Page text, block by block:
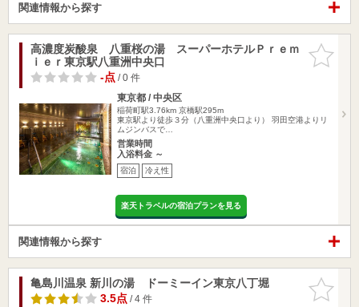
関連情報から探す
お気に入
りに追加
高濃度炭酸泉 八重桜の湯 スーパーホテルＰｒｅｍ
ｉｅｒ東京駅八重洲中央口
-点/ 0 件
東京都 / 中央区
稲荷町駅3.76km 京橋駅295m
東京駅より徒歩３分（八重洲中央口より） 羽田空港よりリ
ムジンバスで…
営業時間
入浴料金 ～
宿泊 冷え性
楽天トラベルの宿泊プランを見る
関連情報から探す
お気に入
りに追加
亀島川温泉 新川の湯 ドーミーイン東京八丁堀
3.5点/ 4 件